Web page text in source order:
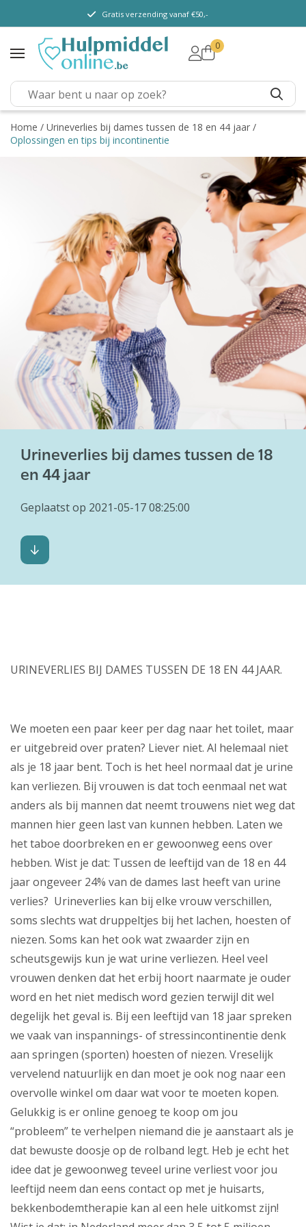
TENA Lady
TENA Men
TENA Pants (m/ v)
TENA Flex
TENA Slip
Dieetvoeding
Kenniscentrum
Abonnement
Gratis verzending vanaf €50,-
0
Home / Urineverlies bij dames tussen de 18 en 44 jaar /
Oplossingen en tips bij incontinentie
Urineverlies bij dames tussen de 18
en 44 jaar
Geplaatst op 2021-05-17 08:25:00
URINEVERLIES BIJ DAMES TUSSEN DE 18 EN 44 JAAR.
We moeten een paar keer per dag naar het toilet, maar
er uitgebreid over praten? Liever niet. Al helemaal niet
als je 18 jaar bent. Toch is het heel normaal dat je urine
kan verliezen. Bij vrouwen is dat toch eenmaal net wat
anders als bij mannen dat neemt trouwens niet weg dat
mannen hier geen last van kunnen hebben. Laten we
het taboe doorbreken en er gewoonweg eens over
hebben. Wist je dat: Tussen de leeftijd van de 18 en 44
jaar ongeveer 24% van de dames last heeft van urine
verlies? Urineverlies kan bij elke vrouw verschillen,
soms slechts wat druppeltjes bij het lachen, hoesten of
niezen. Soms kan het ook wat zwaarder zijn en
scheutsgewijs kun je wat urine verliezen. Heel veel
vrouwen denken dat het erbij hoort naarmate je ouder
word en het niet medisch word gezien terwijl dit wel
degelijk het geval is. Bij een leeftijd van 18 jaar spreken
we vaak van inspannings- of stressincontinentie denk
aan springen (sporten) hoesten of niezen. Vreselijk
vervelend natuurlijk en dan moet je ook nog naar een
overvolle winkel om daar wat voor te moeten kopen.
Gelukkig is er online genoeg te koop om jou
“probleem” te verhelpen niemand die je aanstaart als je
dat bewuste doosje op de rolband legt. Heb je echt het
idee dat je gewoonweg teveel urine verliest voor jou
leeftijd neem dan eens contact op met je huisarts,
bekkenbodemtherapie kan al een hele uitkomst zijn!